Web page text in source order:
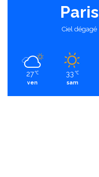
Paris
Ciel dégagé
27 ℃
ven
33 ℃
sam